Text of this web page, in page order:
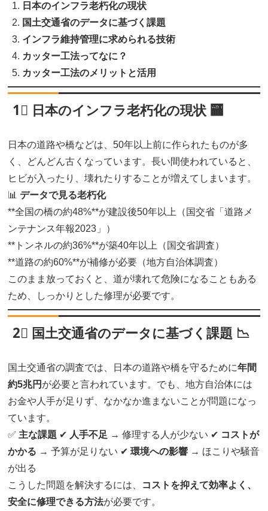
日本のインフラ老朽化の現状
国土交通省のデータに基づく課題
インフラ維持管理に求められる技術
カッター工法ってなに？
カッター工法のメリットと活用
1⃣ 日本のインフラ老朽化の現状 🏧️
日本の道路や橋などは、50年以上前に作られたものが多
く、どんどん古くなっています。長い間使われていると、
ヒビが入ったり、壊れたりすることが増えてしまいます。
📊 データで見る老朽化
**全国の橋の約48%**が建設後50年以上（国交省「道路メ
ンテナンス年報2023」）
**トンネルの約36%**が築40年以上（国交省調査）
**道路の約60%**が補修が必要（地方自治体調査）
このまま放っておくと、道が壊れて危険になることもある
ため、しっかりとした修理が必要です。
2⃣ 国土交通省のデータに基づく課題 📉
国土交通省の調査では、日本の道路や橋を守るために年間
約5兆円 が必要と言われています。でも、地方自治体には
お金や人手が足りず、なかなか進まないことが問題になっ
ています。
✅ 主な課題 ✔ 人手不足 → 修理する人が少ない ✔ コストが
かかる → 予算が足りない ✔環境への影響 → ほこりや騒音
が出る
こうした問題を解決するには、 コストを抑えて効率よく、
安全に修理できる方法が必要です。